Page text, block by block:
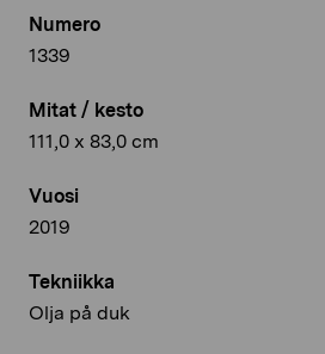
Numero
1339
Mitat / kesto
111,0 x 83,0 cm
Vuosi
2019
Tekniikka
Olja på duk